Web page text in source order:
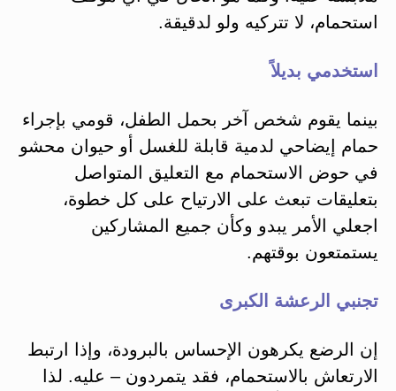
استحمام، لا تتركيه ولو لدقيقة.
استخدمي بديلاً
بينما يقوم شخص آخر بحمل الطفل، قومي بإجراء
حمام إيضاحي لدمية قابلة للغسل أو حيوان محشو
في حوض الاستحمام مع التعليق المتواصل
بتعليقات تبعث على الارتياح على كل خطوة،
اجعلي الأمر يبدو وكأن جميع المشاركين
يستمتعون بوقتهم.
تجنبي الرعشة الكبرى
إن الرضع يكرهون الإحساس بالبرودة، وإذا ارتبط
الارتعاش بالاستحمام، فقد يتمردون – عليه. لذا